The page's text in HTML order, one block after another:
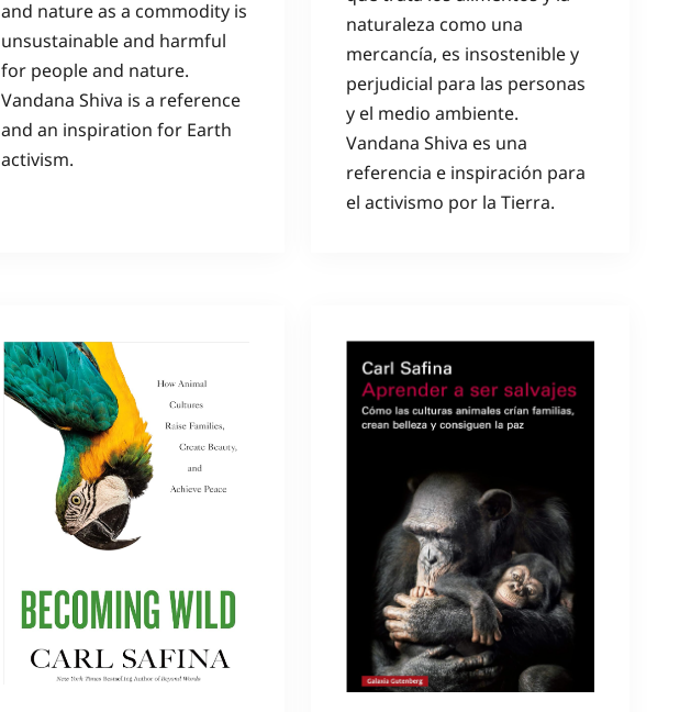
and nature as a commodity is
unsustainable and harmful
for people and nature.
Vandana Shiva is a reference
and an inspiration for Earth
activism.
naturaleza como una
mercancía, es insostenible y
perjudicial para las personas
y el medio ambiente.
Vandana Shiva es una
referencia e inspiración para
el activismo por la Tierra.